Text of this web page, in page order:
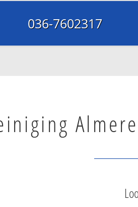
036-7602317